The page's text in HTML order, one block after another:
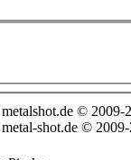
© 2009-
shot.de © 2009-